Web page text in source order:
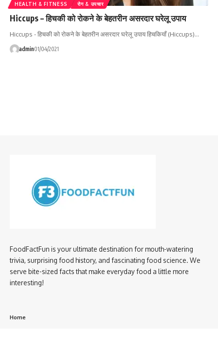
HEALTH & FITNESS रोग & उपचार
Hiccups – हिचकी को रोकने के बेहतरीन असरदार घरेलू उपाय
Hiccups - हिचकी को रोकने के बेहतरीन असरदार घरेलू उपाय हिचकियाँ (Hiccups)…
admin01/04/2021
FoodFactFun is your ultimate destination for mouth-watering
trivia, surprising food history, and fascinating food science. We
serve bite-sized facts that make everyday food a little more
interesting!
Home